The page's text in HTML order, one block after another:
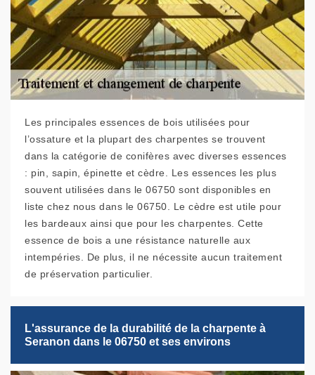
Les principales essences de bois utilisées pour
l’ossature et la plupart des charpentes se trouvent
dans la catégorie de conifères avec diverses essences
: pin, sapin, épinette et cèdre. Les essences les plus
souvent utilisées dans le 06750 sont disponibles en
liste chez nous dans le 06750. Le cèdre est utile pour
les bardeaux ainsi que pour les charpentes. Cette
essence de bois a une résistance naturelle aux
intempéries. De plus, il ne nécessite aucun traitement
de préservation particulier.
L'assurance de la durabilité de la charpente à
Seranon dans le 06750 et ses environs